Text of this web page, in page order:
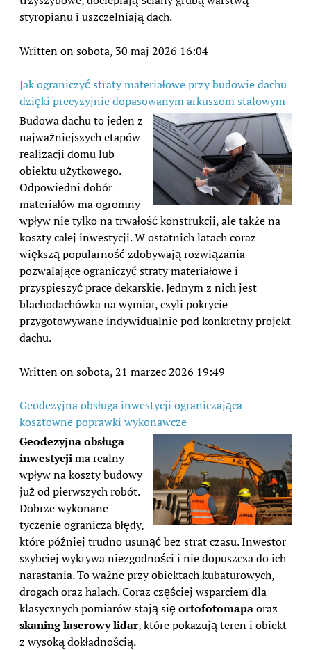
styropianu i uszczelniają dach.
Written on sobota, 30 maj 2026 16:04
Jak ograniczyć straty materiałowe przy budowie dachu
dzięki precyzyjnie dopasowanym arkuszom stalowym
Budowa dachu to jeden z
najważniejszych etapów
realizacji domu lub
obiektu użytkowego.
Odpowiedni dobór
materiałów ma ogromny
wpływ nie tylko na trwałość konstrukcji, ale także na
koszty całej inwestycji. W ostatnich latach coraz
większą popularność zdobywają rozwiązania
pozwalające ograniczyć straty materiałowe i
przyspieszyć prace dekarskie. Jednym z nich jest
blachodachówka na wymiar, czyli pokrycie
przygotowywane indywidualnie pod konkretny projekt
dachu.
Written on sobota, 21 marzec 2026 19:49
Geodezyjna obsługa inwestycji ograniczająca
kosztowne poprawki wykonawcze
Geodezyjna obsługa
inwestycjima realny
wpływ na koszty budowy
już od pierwszych robót.
Dobrze wykonane
tyczenie ogranicza błędy,
które później trudno usunąć bez strat czasu. Inwestor
szybciej wykrywa niezgodności i nie dopuszcza do ich
narastania. To ważne przy obiektach kubaturowych,
drogach oraz halach. Coraz częściej wsparciem dla
klasycznych pomiarów stają sięortofotomapaoraz
skaning laserowy lidar, które pokazują teren i obiekt
z wysoką dokładnością.